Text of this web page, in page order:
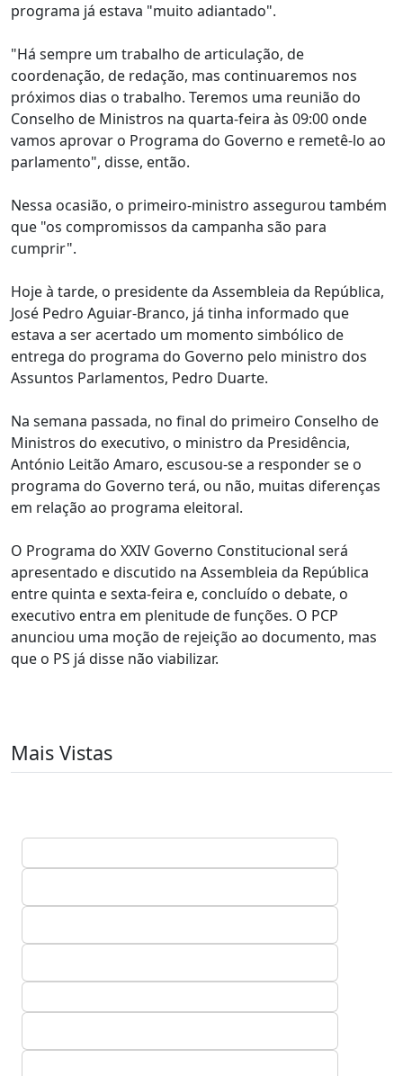
programa já estava "muito adiantado".
"Há sempre um trabalho de articulação, de
coordenação, de redação, mas continuaremos nos
próximos dias o trabalho. Teremos uma reunião do
Conselho de Ministros na quarta-feira às 09:00 onde
vamos aprovar o Programa do Governo e remetê-lo ao
parlamento", disse, então.
Nessa ocasião, o primeiro-ministro assegurou também
que "os compromissos da campanha são para
cumprir".
Hoje à tarde, o presidente da Assembleia da República,
José Pedro Aguiar-Branco, já tinha informado que
estava a ser acertado um momento simbólico de
entrega do programa do Governo pelo ministro dos
Assuntos Parlamentos, Pedro Duarte.
Na semana passada, no final do primeiro Conselho de
Ministros do executivo, o ministro da Presidência,
António Leitão Amaro, escusou-se a responder se o
programa do Governo terá, ou não, muitas diferenças
em relação ao programa eleitoral.
O Programa do XXIV Governo Constitucional será
apresentado e discutido na Assembleia da República
entre quinta e sexta-feira e, concluído o debate, o
executivo entra em plenitude de funções. O PCP
anunciou uma moção de rejeição ao documento, mas
que o PS já disse não viabilizar.
Mais Vistas